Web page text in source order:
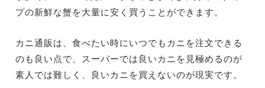
プの新鮮な蟹を大量に安く買うことができます。
カニ通販は、食べたい時にいつでもカニを注文できる
のも良い点で、スーパーでは良いカニを見極めるのが
素人では難しく、良いカニを買えないのが現実です。